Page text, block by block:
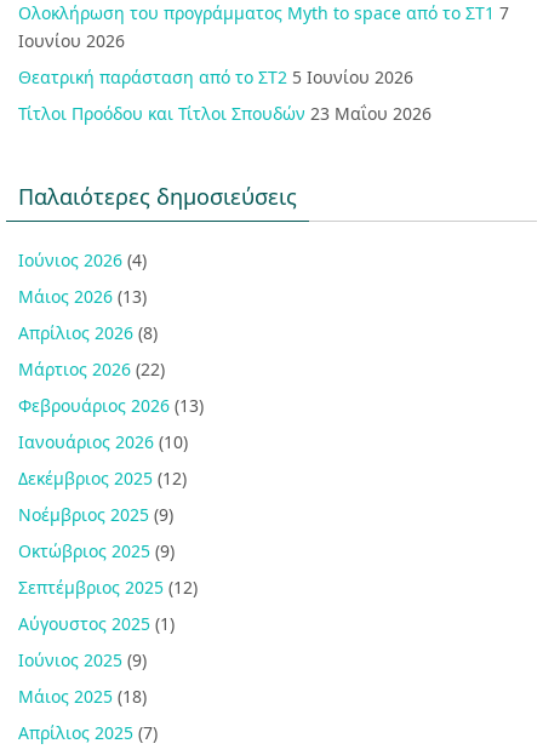
Ολοκλήρωση του προγράμματος Myth to space από το ΣΤ1 7
Ιουνίου 2026
Θεατρική παράσταση από το ΣΤ2 5 Ιουνίου 2026
Τίτλοι Προόδου και Τίτλοι Σπουδών 23 Μαΐου 2026
Παλαιότερες δημοσιεύσεις
Ιούνιος 2026 (4)
Μάιος 2026 (13)
Απρίλιος 2026 (8)
Μάρτιος 2026 (22)
Φεβρουάριος 2026 (13)
Ιανουάριος 2026 (10)
Δεκέμβριος 2025 (12)
Νοέμβριος 2025 (9)
Οκτώβριος 2025 (9)
Σεπτέμβριος 2025 (12)
Αύγουστος 2025 (1)
Ιούνιος 2025 (9)
Μάιος 2025 (18)
Απρίλιος 2025 (7)